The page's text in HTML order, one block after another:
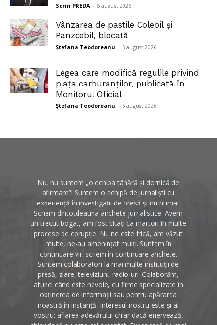
Sorin PREDA - 5 august 2026
Vânzarea de pastile Colebil și
Panzcebil, blocată
Ștefana Teodoreanu - 5 august 2026
Legea care modifică regulile privind
piața carburanților, publicată în
Monitorul Oficial
Ștefana Teodoreanu - 5 august 2026
Nu, nu suntem „o echipa tânără și dornică de
afirmare”! Suntem o echipă de jurnaliști cu
experiență în investigații de presă și nu numai.
Scriem dintotdeauna anchete jurnalistice. Avem
un trecut bogat, am fost citați ca martori în multe
procese de corupție. Nu ne este frică, am văzut
multe, ne-au amenințat mulți. Suntem în
continuare vii, scriem în continuare anchete.
Suntem colaboratori la mai multe instituții de
presă, ziare, televiziuni, radio-uri. Colaborăm,
atunci când este nevoie, cu firme specializate în
obținerea de informații sau pentru apărarea
noastră în instanță. Interesul nostru este și al
vostru: aflarea adevărului chiar dacă enervează,